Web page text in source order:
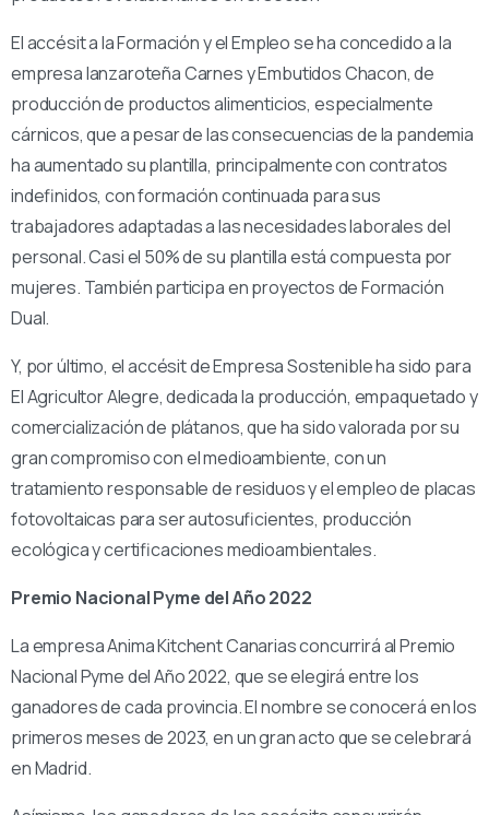
El accésit a la Formación y el Empleo se ha concedido a la
empresa lanzaroteña Carnes y Embutidos Chacon, de
producción de productos alimenticios, especialmente
cárnicos, que a pesar de las consecuencias de la pandemia
ha aumentado su plantilla, principalmente con contratos
indefinidos, con formación continuada para sus
trabajadores adaptadas a las necesidades laborales del
personal. Casi el 50% de su plantilla está compuesta por
mujeres. También participa en proyectos de Formación
Dual.
Y, por último, el accésit de Empresa Sostenible ha sido para
El Agricultor Alegre, dedicada la producción, empaquetado y
comercialización de plátanos, que ha sido valorada por su
gran compromiso con el medioambiente, con un
tratamiento responsable de residuos y el empleo de placas
fotovoltaicas para ser autosuficientes, producción
ecológica y certificaciones medioambientales.
Premio Nacional Pyme del Año 2022
La empresa Anima Kitchent Canarias concurrirá al Premio
Nacional Pyme del Año 2022, que se elegirá entre los
ganadores de cada provincia. El nombre se conocerá en los
primeros meses de 2023, en un gran acto que se celebrará
en Madrid.